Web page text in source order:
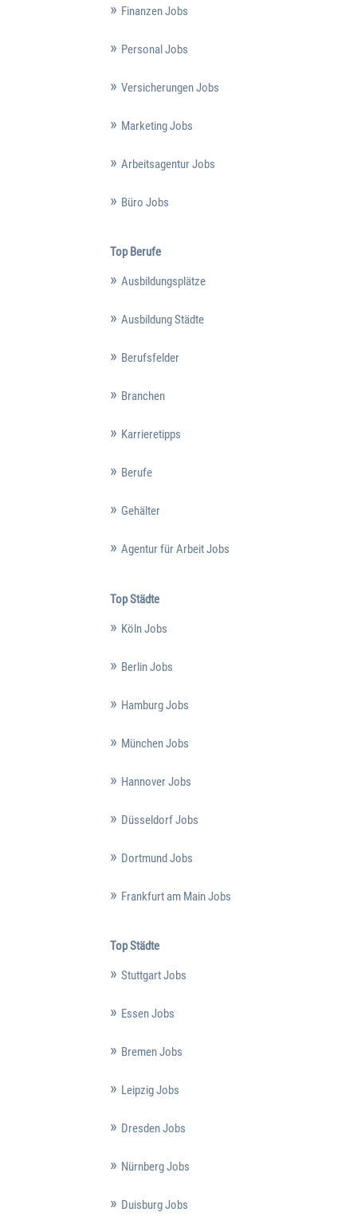
Finanzen Jobs
Personal Jobs
Versicherungen Jobs
Marketing Jobs
Arbeitsagentur Jobs
Büro Jobs
Top Berufe
Ausbildungsplätze
Ausbildung Städte
Berufsfelder
Branchen
Karrieretipps
Berufe
Gehälter
Agentur für Arbeit Jobs
Top Städte
Köln Jobs
Berlin Jobs
Hamburg Jobs
München Jobs
Hannover Jobs
Düsseldorf Jobs
Dortmund Jobs
Frankfurt am Main Jobs
Top Städte
Stuttgart Jobs
Essen Jobs
Bremen Jobs
Leipzig Jobs
Dresden Jobs
Nürnberg Jobs
Duisburg Jobs